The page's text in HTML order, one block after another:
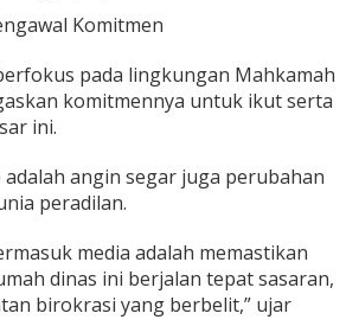
Komitmen
pada lingkungan Mahkamah
komitmennya untuk ikut serta
ini.
angin segar juga perubahan
peradilan.
media adalah memastikan
dinas ini berjalan tepat sasaran,
birokrasi yang berbelit,” ujar